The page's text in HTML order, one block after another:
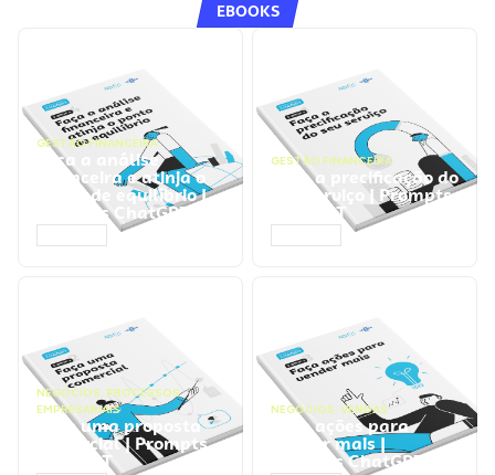
EBOOKS
GESTÃO FINANCEIRA
Faça a análise
financeira e atinja o
ponto de equilíbrio |
Prompts ChatGPT
GESTÃO FINANCEIRA
Faça a precificação do
seu serviço | Prompts
ChatGPT
NEGÓCIOS, PROCESSOS
EMPRESARIAIS
Faça uma proposta
comercial | Prompts
ChatGPT
NEGÓCIOS, VENDAS
Faça ações para
vender mais |
Prompts ChatGPT